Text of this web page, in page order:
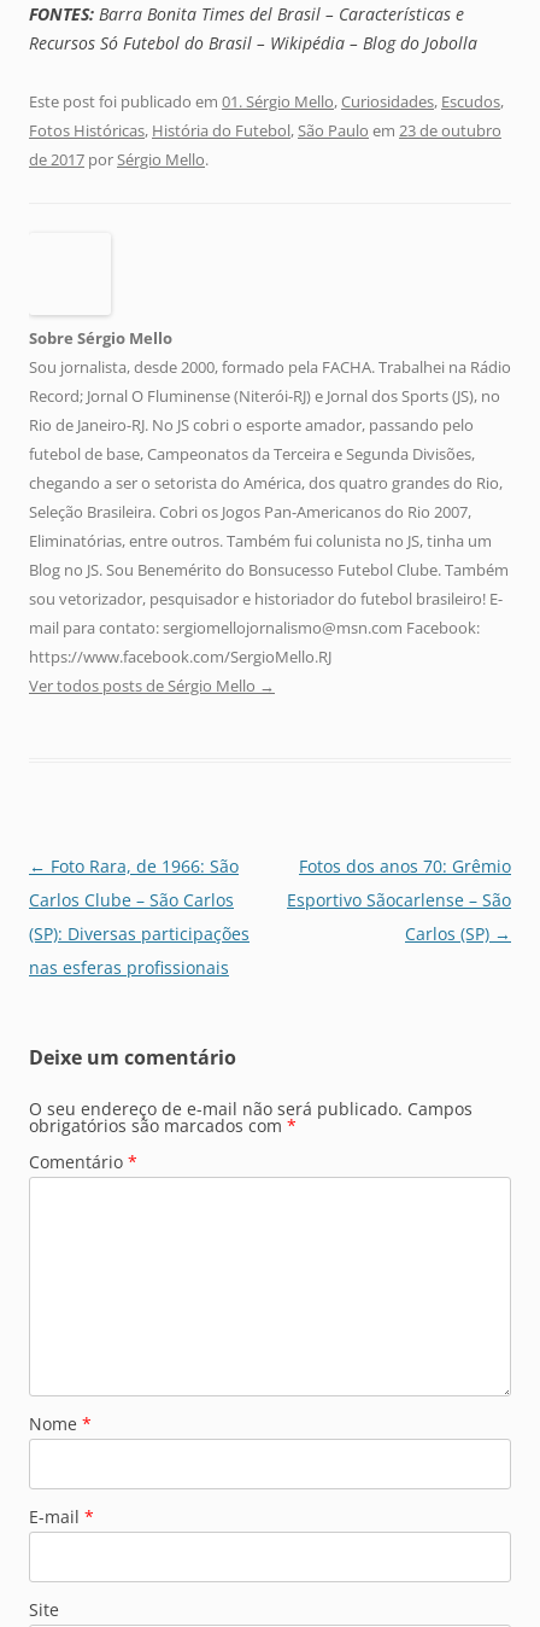
FONTES: Barra Bonita Times del Brasil – Características e
Recursos Só Futebol do Brasil – Wikipédia – Blog do Jobolla
Este post foi publicado em 01. Sérgio Mello,Curiosidades, Escudos,
Fotos Históricas, História do Futebol,São Paulo em 23 de outubro
de 2017 porSérgio Mello.
Sobre Sérgio Mello
Sou jornalista, desde 2000, formado pela FACHA. Trabalhei na Rádio
Record; Jornal O Fluminense (Niterói-RJ) e Jornal dos Sports (JS), no
Rio de Janeiro-RJ. No JS cobri o esporte amador, passando pelo
futebol de base, Campeonatos da Terceira e Segunda Divisões,
chegando a ser o setorista do América, dos quatro grandes do Rio,
Seleção Brasileira. Cobri os Jogos Pan-Americanos do Rio 2007,
Eliminatórias, entre outros. Também fui colunista no JS, tinha um
Blog no JS. Sou Benemérito do Bonsucesso Futebol Clube. Também
sou vetorizador, pesquisador e historiador do futebol brasileiro! E-
mail para contato: sergiomellojornalismo@msn.com Facebook:
https://www.facebook.com/SergioMello.RJ
Ver todos posts de Sérgio Mello →
Navegação
de
posts
← Foto Rara, de 1966: São
Carlos Clube – São Carlos
(SP): Diversas participações
nas esferas profissionais
Fotos dos anos 70: Grêmio
Esportivo Sãocarlense – São
Carlos (SP) →
Deixe um comentário
O seu endereço de e-mail não será publicado. Campos
obrigatórios são marcados com *
Comentário *
Nome *
E-mail *
Site